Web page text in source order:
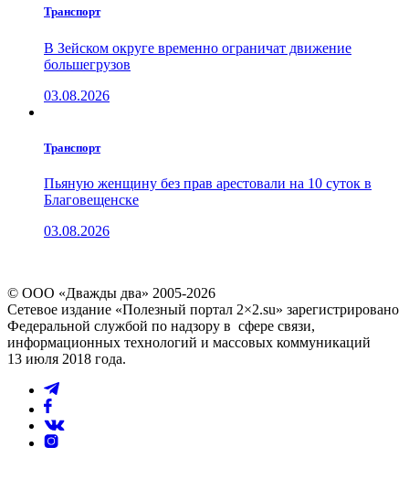
Транспорт
В Зейском округе временно ограничат движение
большегрузов
03.08.2026
Транспорт
Пьяную женщину без прав арестовали на 10 суток в
Благовещенске
03.08.2026
© ООО «Дважды два» 2005-2026
Сетевое издание «Полезный портал 2×2.su» зарегистрировано
Федеральной службой по надзору в сфере связи,
информационных технологий и массовых коммуникаций
13 июля 2018 года.